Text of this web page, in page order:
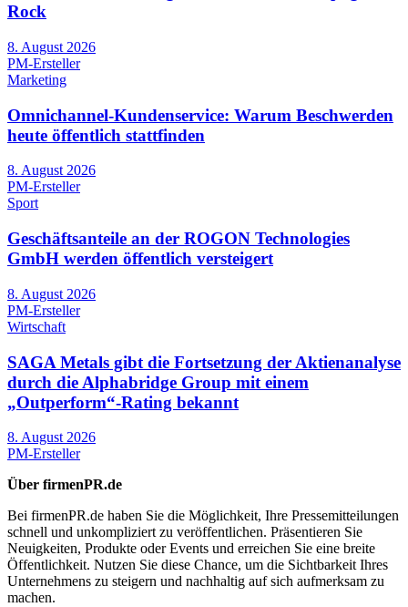
Rock
8. August 2026
PM-Ersteller
Marketing
Omnichannel-Kundenservice: Warum Beschwerden
heute öffentlich stattfinden
8. August 2026
PM-Ersteller
Sport
Geschäftsanteile an der ROGON Technologies
GmbH werden öffentlich versteigert
8. August 2026
PM-Ersteller
Wirtschaft
SAGA Metals gibt die Fortsetzung der Aktienanalyse
durch die Alphabridge Group mit einem
„Outperform“-Rating bekannt
8. August 2026
PM-Ersteller
Über firmenPR.de
Bei firmenPR.de haben Sie die Möglichkeit, Ihre Pressemitteilungen
schnell und unkompliziert zu veröffentlichen. Präsentieren Sie
Neuigkeiten, Produkte oder Events und erreichen Sie eine breite
Öffentlichkeit. Nutzen Sie diese Chance, um die Sichtbarkeit Ihres
Unternehmens zu steigern und nachhaltig auf sich aufmerksam zu
machen.